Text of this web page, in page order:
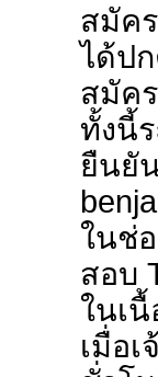
สมัค
ได้ป
สมัค
ทั้งนี้
ยืนยั
ในช่
สอบ
ในเ
เมื่อ